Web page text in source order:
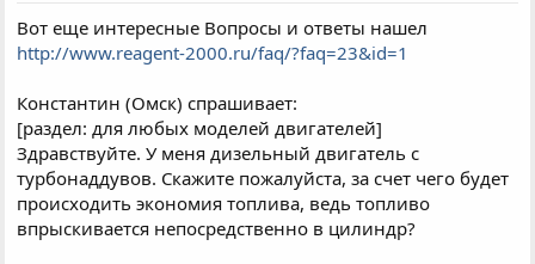
Вот еще интересные Вопросы и ответы нашел
http://www.reagent-2000.ru/faq/?faq=23&id=1
Константин (Омск) спрашивает:
[раздел: для любых моделей двигателей]
Здравствуйте. У меня дизельный двигатель с
турбонаддувов. Скажите пожалуйста, за счет чего будет
происходить экономия топлива, ведь топливо
впрыскивается непосредственно в цилиндр?